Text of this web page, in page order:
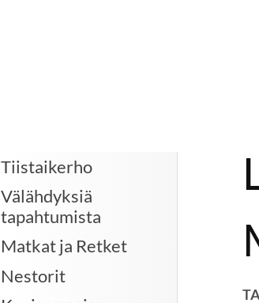
Tiistaikerho
Välähdyksiä
tapahtumista
Matkat ja Retket
Nestorit